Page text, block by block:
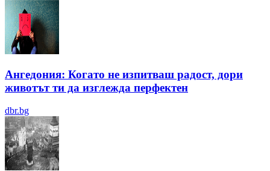
Ангедония: Когато не изпитваш радост, дори
животът ти да изглежда перфектен
dbr.bg